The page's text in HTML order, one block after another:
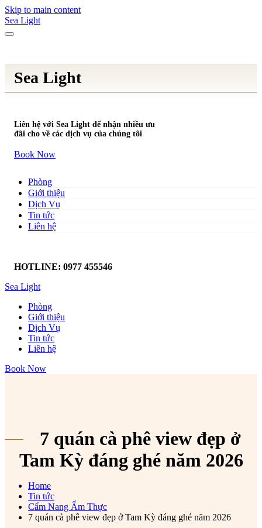
Skip to main content
Sea Light
Sea Light
Liên hệ với Sea Light để nhận nhiều ưu
đãi cho về các dịch vụ của chúng tôi
Book Now
Phòng
Giới thiệu
Dịch Vụ
Tin tức
Liên hệ
HOTLINE: 0977 455546
Sea Light
Phòng
Giới thiệu
Dịch Vụ
Tin tức
Liên hệ
Book Now
7 quán cà phê view đẹp ở
Tam Kỳ đáng ghé năm 2026
Home
Tin tức
Cẩm Nang Ẩm Thực
7 quán cà phê view đẹp ở Tam Kỳ đáng ghé năm 2026